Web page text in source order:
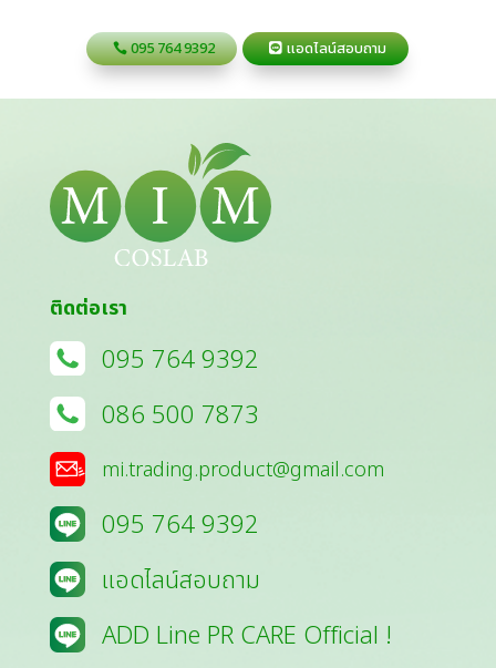
095 764 9392 แอดไลน์สอบถาม
ติดต่อเรา
095 764 9392
086 500 7873
mi.trading.product@gmail.com
095 764 9392
แอดไลน์สอบถาม
ADD Line PR CARE Official !